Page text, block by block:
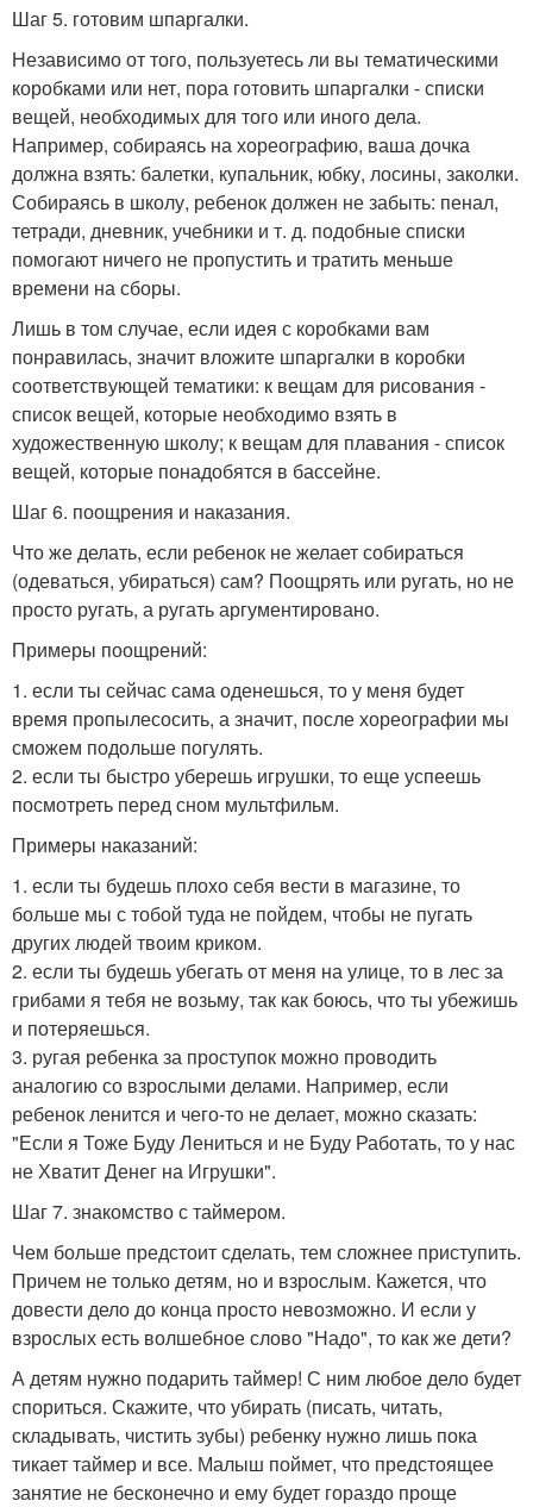
Шаг 5. готовим шпаргалки.
Независимо от того, пользуетесь ли вы тематическими
коробками или нет, пора готовить шпаргалки - списки
вещей, необходимых для того или иного дела.
Например, собираясь на хореографию, ваша дочка
должна взять: балетки, купальник, юбку, лосины, заколки.
Собираясь в школу, ребенок должен не забыть: пенал,
тетради, дневник, учебники и т. д. подобные списки
помогают ничего не пропустить и тратить меньше
времени на сборы.
Лишь в том случае, если идея с коробками вам
понравилась, значит вложите шпаргалки в коробки
соответствующей тематики: к вещам для рисования -
список вещей, которые необходимо взять в
художественную школу; к вещам для плавания - список
вещей, которые понадобятся в бассейне.
Шаг 6. поощрения и наказания.
Что же делать, если ребенок не желает собираться
(одеваться, убираться) сам? Поощрять или ругать, но не
просто ругать, а ругать аргументировано.
Примеры поощрений:
1. если ты сейчас сама оденешься, то у меня будет
время пропылесосить, а значит, после хореографии мы
сможем подольше погулять.
2. если ты быстро уберешь игрушки, то еще успеешь
посмотреть перед сном мультфильм.
Примеры наказаний:
1. если ты будешь плохо себя вести в магазине, то
больше мы с тобой туда не пойдем, чтобы не пугать
других людей твоим криком.
2. если ты будешь убегать от меня на улице, то в лес за
грибами я тебя не возьму, так как боюсь, что ты убежишь
и потеряешься.
3. ругая ребенка за проступок можно проводить
аналогию со взрослыми делами. Например, если
ребенок ленится и чего-то не делает, можно сказать:
"Если я Тоже Буду Лениться и не Буду Работать, то у нас
не Хватит Денег на Игрушки".
Шаг 7. знакомство с таймером.
Чем больше предстоит сделать, тем сложнее приступить.
Причем не только детям, но и взрослым. Кажется, что
довести дело до конца просто невозможно. И если у
взрослых есть волшебное слово "Надо", то как же дети?
А детям нужно подарить таймер! С ним любое дело будет
спориться. Скажите, что убирать (писать, читать,
складывать, чистить зубы) ребенку нужно лишь пока
тикает таймер и все. Малыш поймет, что предстоящее
занятие не бесконечно и ему будет гораздо проще